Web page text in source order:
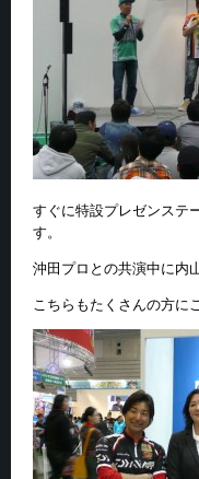
すぐに特設プレゼンステ
す。
沖田プロとの共演中に内
こちらもたくさんの方に